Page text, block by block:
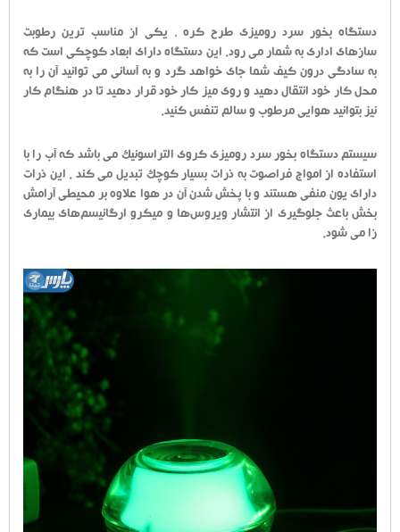
دستگاه بخور سرد رومیزی طرح کره ، یکی از مناسب ترین رطوبت
سازهای اداری به شمار می رود. این دستگاه دارای ابعاد کوچکی است که
به سادگی درون کیف شما جای خواهد گرد و به آسانی می توانید آن را به
محل کار خود انتقال دهید و روی میز کار خود قرار دهید تا در هنگام کار
نیز بتوانید هوایی مرطوب و سالم تنفس کنید.
سیستم دستگاه بخور سرد رومیزی کروی التراسونیک می باشد که آب را با
استفاده از امواج فراصوت به ذرات بسیار کوچک تبدیل می کند . این ذرات
دارای یون منفی هستند و با پخش شدن آن در هوا علاوه بر محیطی آرامش
بخش باعث جلوگیری از انتشار ویروس‌ها و میکرو ارگانیسم‌های بیماری
زا می شود.